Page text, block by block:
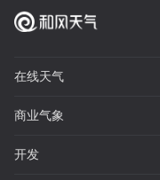
在线天气
商业气象
开发